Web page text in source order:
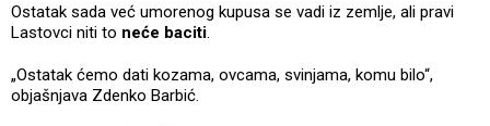
Ostatak sada već umorenog kupusa se vadi iz zemlje, ali pravi
Lastovci niti to neće baciti.
„Ostatak ćemo dati kozama, ovcama, svinjama, komu bilo“,
objašnjava Zdenko Barbić.